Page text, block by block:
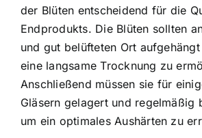
der Blüten entscheidend für die
Endprodukts. Die Blüten sollten
und gut belüfteten Ort
eine langsame Trocknung zu
Anschließend müssen sie für
Gläsern gelagert und regelmäßig
um ein optimales Aushärten zu